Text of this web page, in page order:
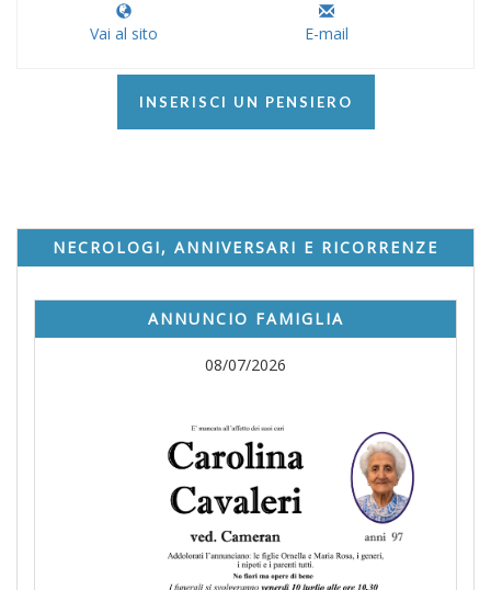
Vai al sito E-mail
INSERISCI UN PENSIERO
NECROLOGI, ANNIVERSARI E RICORRENZE
ANNUNCIO FAMIGLIA
08/07/2026